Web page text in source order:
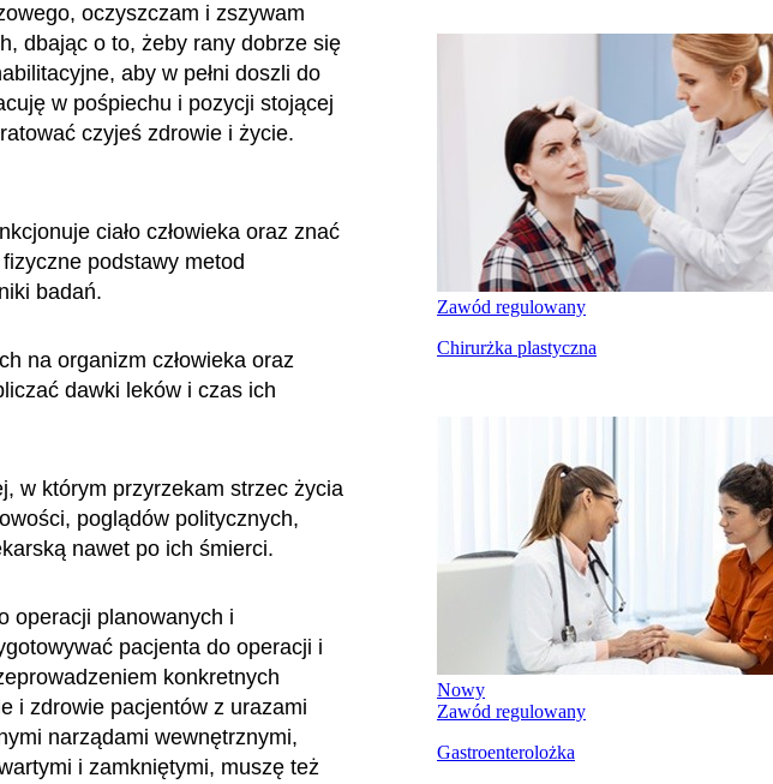
oczyszczam i zszywam
dbając o to, żeby rany dobrze się
aby w pełni doszli do
w pośpiechu i pozycji stojącej
czyjeś zdrowie i życie.
ciało człowieka oraz znać
podstawy metod
badań.
na organizm człowieka oraz
dawki leków i czas ich
w którym przyrzekam strzec życia
poglądów politycznych,
nawet po ich śmierci.
operacji planowanych i
pacjenta do operacji i
konkretnych
i zdrowie pacjentów z urazami
narządami wewnętrznymi,
i zamkniętymi, muszę też
Zawód regulowany
Chirurżka plastyczna
Nowy
Zawód regulowany
Gastroenterolożka